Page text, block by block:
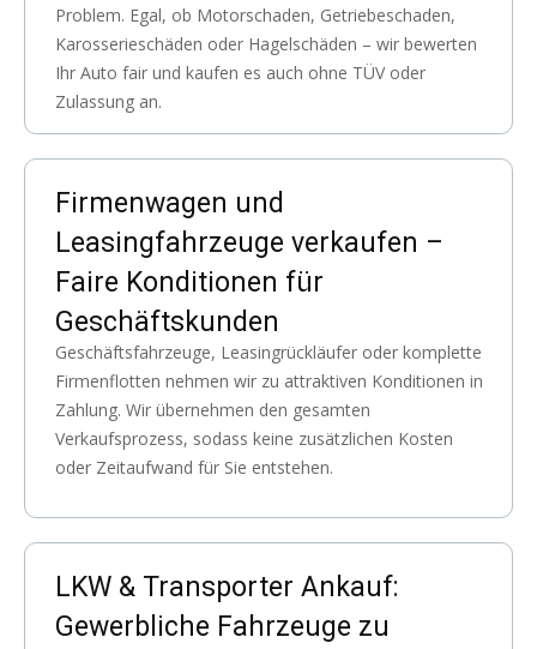
Problem. Egal, ob Motorschaden, Getriebeschaden,
Karosserieschäden oder Hagelschäden – wir bewerten
Ihr Auto fair und kaufen es auch ohne TÜV oder
Zulassung an.
Firmenwagen und
Leasingfahrzeuge verkaufen –
Faire Konditionen für
Geschäftskunden
Geschäftsfahrzeuge, Leasingrückläufer oder komplette
Firmenflotten nehmen wir zu attraktiven Konditionen in
Zahlung. Wir übernehmen den gesamten
Verkaufsprozess, sodass keine zusätzlichen Kosten
oder Zeitaufwand für Sie entstehen.
LKW & Transporter Ankauf:
Gewerbliche Fahrzeuge zu